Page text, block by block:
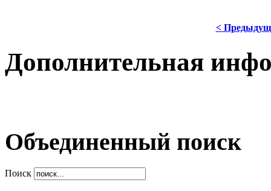
<
Дополнительная
Объединенный поиск
Поиск